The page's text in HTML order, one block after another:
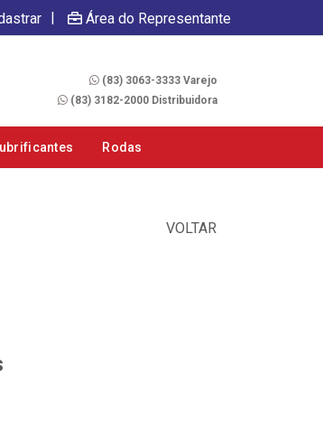
| Área do Representante
(83) 3063-3333 Varejo
(83) 3182-2000 Distribuidora
Rodas
VOLTAR